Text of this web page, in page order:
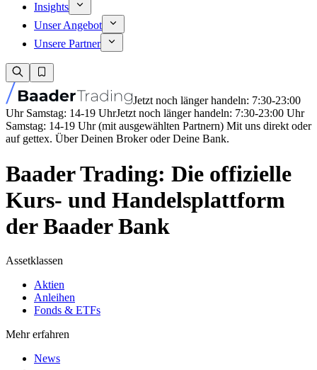
Insights
Unser Angebot
Unsere Partner
Jetzt noch länger handeln: 7:30-23:00
Uhr Samstag: 14-19 UhrJetzt noch länger handeln: 7:30-23:00 Uhr
Samstag: 14-19 Uhr (mit ausgewählten Partnern) Mit uns direkt oder
auf gettex. Über Deinen Broker oder Deine Bank.
Baader Trading: Die offizielle
Kurs- und Handelsplattform
der Baader Bank
Assetklassen
Aktien
Anleihen
Fonds & ETFs
Mehr erfahren
News